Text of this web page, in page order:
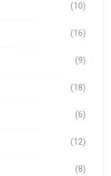
(10)
(16)
(9)
(18)
(6)
(12)
(8)